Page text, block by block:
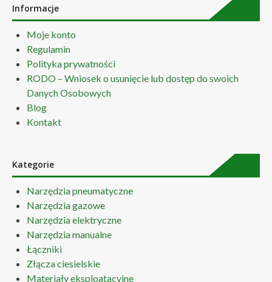
Informacje
Moje konto
Regulamin
Polityka prywatności
RODO – Wniosek o usunięcie lub dostęp do swoich
Danych Osobowych
Blog
Kontakt
Kategorie
Narzędzia pneumatyczne
Narzędzia gazowe
Narzędzia elektryczne
Narzędzia manualne
Łączniki
Złącza ciesielskie
Materiały eksploatacyjne